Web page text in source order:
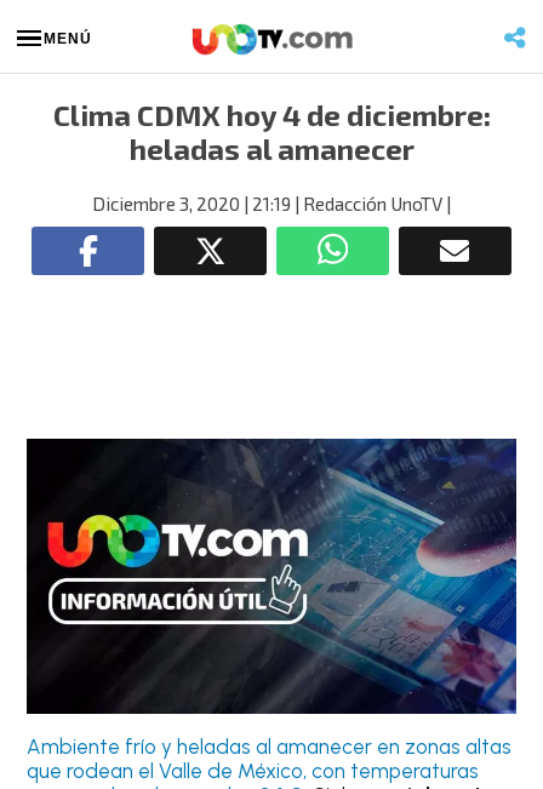
MENÚ
Clima CDMX hoy 4 de diciembre:
heladas al amanecer
Diciembre 3, 2020 | 21:19 | Redacción UnoTV |
Ambiente frío y heladas al amanecer en zonas altas
que rodean el Valle de México, con temperaturas